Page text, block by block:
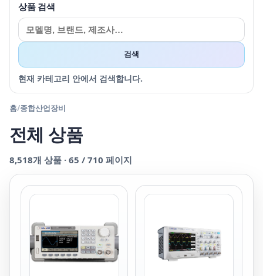
상품 검색
검색
현재 카테고리 안에서 검색합니다.
홈/종합산업장비
전체 상품
8,518개 상품 · 65 / 710 페이지